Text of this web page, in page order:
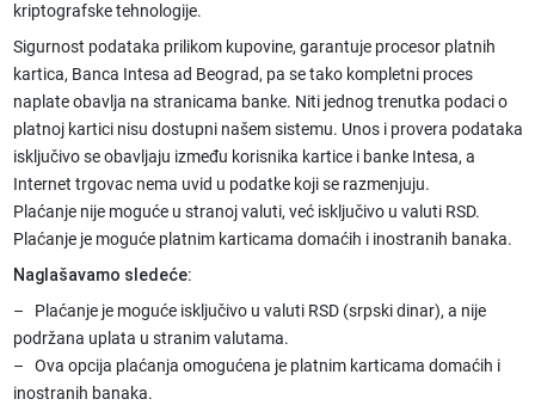
kriptografske tehnologije.
Sigurnost podataka prilikom kupovine, garantuje procesor platnih
kartica, Banca Intesa ad Beograd, pa se tako kompletni proces
naplate obavlja na stranicama banke. Niti jednog trenutka podaci o
platnoj kartici nisu dostupni našem sistemu. Unos i provera podataka
isključivo se obavljaju između korisnika kartice i banke Intesa, a
Internet trgovac nema uvid u podatke koji se razmenjuju.
Plaćanje nije moguće u stranoj valuti, već isključivo u valuti RSD.
Plaćanje je moguće platnim karticama domaćih i inostranih banaka.
Naglašavamo sledeće:
– Plaćanje je moguće isključivo u valuti RSD (srpski dinar), a nije
podržana uplata u stranim valutama.
– Ova opcija plaćanja omogućena je platnim karticama domaćih i
inostranih banaka.